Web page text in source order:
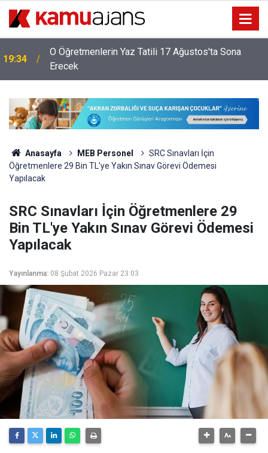
19:34
O Öğretmenlerin Yaz Tatili 17 Ağustos'ta Sona
Erecek
Anasayfa MEB Personel
SRC Sınavları İçin
Öğretmenlere 29 Bin TL'ye Yakın Sınav Görevi Ödemesi
Yapılacak
SRC Sınavları İçin Öğretmenlere 29
Bin TL'ye Yakın Sınav Görevi Ödemesi
Yapılacak
Yayınlanma: 08 Şubat 2026 Pazar 23:03